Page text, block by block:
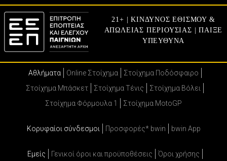
21+ | ΚΙΝΔΥΝΟΣ ΕΘΙΣΜΟΥ &
ΑΠΩΛΕΙΑΣ ΠΕΡΙΟΥΣΙΑΣ | ΠΑΙΞΕ
ΥΠΕΥΘΥΝΑ
Αθλήματα Online Στοίχημα
Στοίχημα Ποδόσφαιρο
Στοίχημα Μπάσκετ
Στοίχημα Τένις
Στοίχημα Βόλει
Στοίχημα Φόρμουλα 1
Στοίχημα MotoGP
Κορυφαίοι σύνδεσμοι Προσφορές* bwin bwin App
Εμείς Γενικοί όροι και προϋποθέσεις
Όροι χρήσης